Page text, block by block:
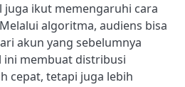
juga ikut memengaruhi cara
algoritma, audiens bisa
akun yang sebelumnya
ini membuat distribusi
cepat, tetapi juga lebih